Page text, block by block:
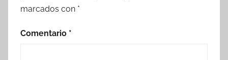
marcados con *
Comentario *